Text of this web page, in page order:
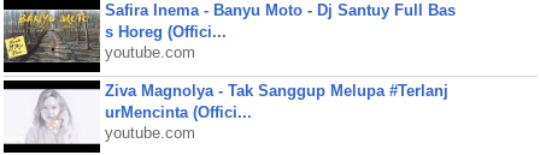
Safira Inema - Banyu Moto - Dj Santuy Full Bas
s Horeg (Offici...
youtube.com
Ziva Magnolya - Tak Sanggup Melupa #Terlanj
urMencinta (Offici...
youtube.com